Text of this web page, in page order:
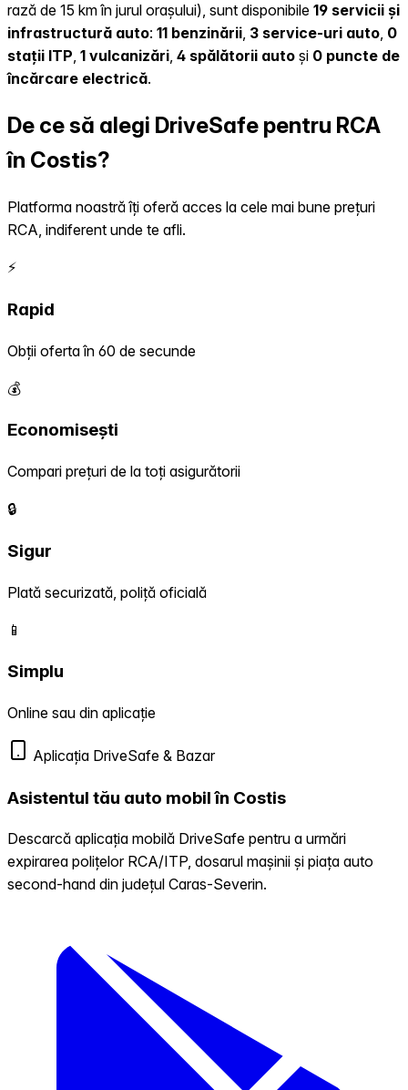
rază de 15 km în jurul orașului), sunt disponibile 19 servicii și
infrastructură auto: 11 benzinării, 3 service-uri auto, 0
stații ITP, 1 vulcanizări, 4 spălătorii auto și 0 puncte de
încărcare electrică.
De ce să alegi DriveSafe pentru RCA
în Costis?
Platforma noastră îți oferă acces la cele mai bune prețuri
RCA, indiferent unde te afli.
⚡
Rapid
Obții oferta în 60 de secunde
💰
Economisești
Compari prețuri de la toți asigurătorii
🔒
Sigur
Plată securizată, poliță oficială
📱
Simplu
Online sau din aplicație
Aplicația DriveSafe & Bazar
Asistentul tău auto mobil în Costis
Descarcă aplicația mobilă DriveSafe pentru a urmări
expirarea polițelor RCA/ITP, dosarul mașinii și piața auto
second-hand din județul Caras-Severin.